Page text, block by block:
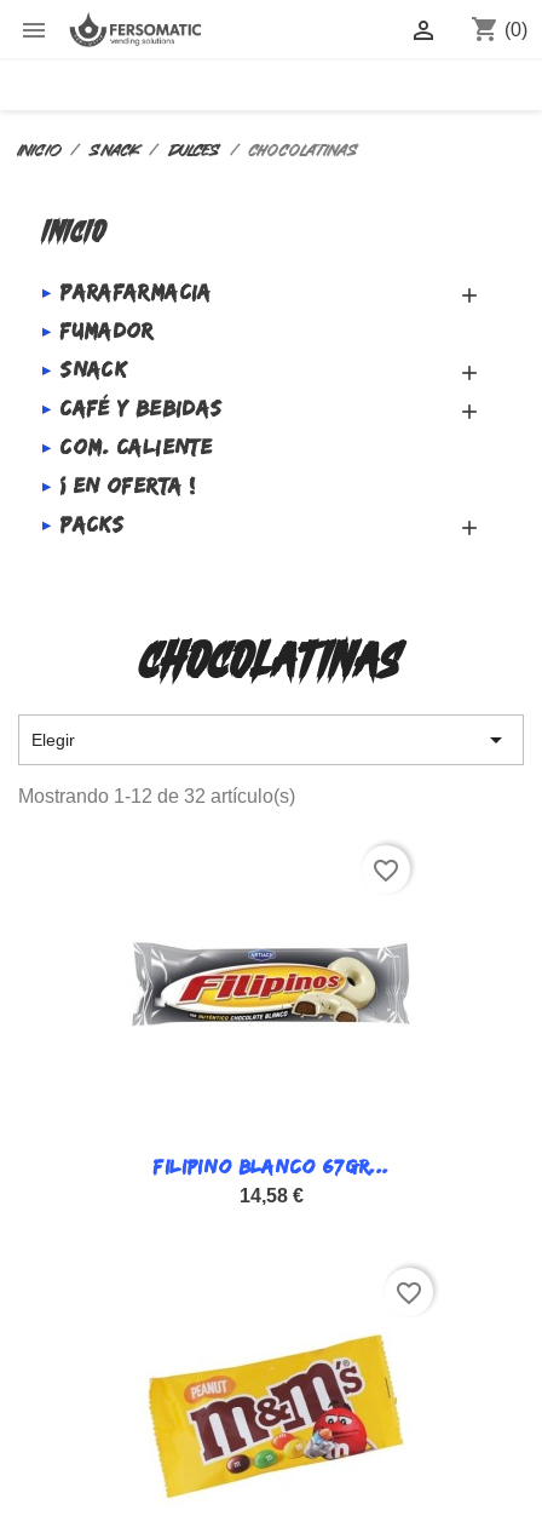
 shopping_cart (0)

Inicio SNACK DULCES CHOCOLATINAS
INICIO
PARAFARMACIA

FUMADOR
SNACK

CAFÉ Y BEBIDAS

COM. CALIENTE
¡ EN OFERTA !
PACKS

CHOCOLATINAS
Elegir 
Mostrando 1-12 de 32 artículo(s)
FILIPINO BLANCO 67GR...
14,58 €
favorite_border
favorite_border